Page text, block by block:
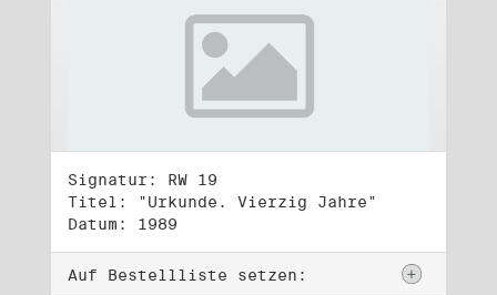
Signatur: RW 19
Titel: "Urkunde. Vierzig Jahre"
Datum: 1989
Auf Bestellliste setzen: